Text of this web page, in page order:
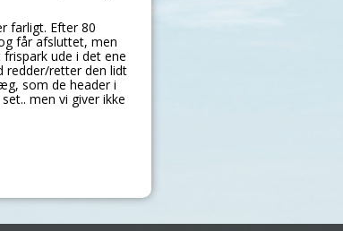
farligt. Efter 80
får afsluttet, men
ude i det ene
redder/retter den lidt
som de header i
men vi giver ikke